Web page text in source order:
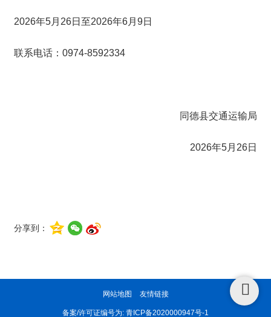
2026年5月26日至2026年6月9日
联系电话：0974-8592334
同德县交通运输局
2026年5月26日
分享到：
网站地图 友情链接
备案/许可证编号为: 青ICP备2020000947号-1